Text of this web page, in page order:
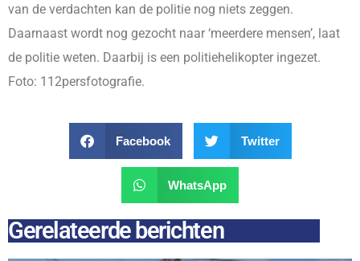
van de verdachten kan de politie nog niets zeggen.
Daarnaast wordt nog gezocht naar ‘meerdere mensen’, laat
de politie weten. Daarbij is een politiehelikopter ingezet.
Foto: 112persfotografie.
Facebook Twitter
WhatsApp
Gerelateerde berichten